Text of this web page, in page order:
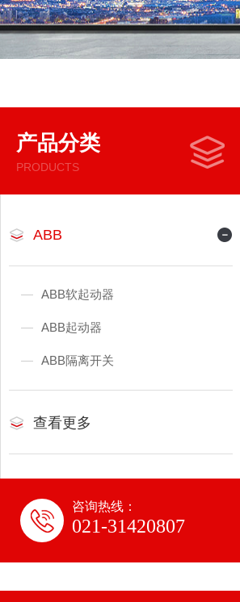
产品分类
PRODUCTS
ABB
ABB软起动器
ABB起动器
ABB隔离开关
查看更多
咨询热线：
021-31420807